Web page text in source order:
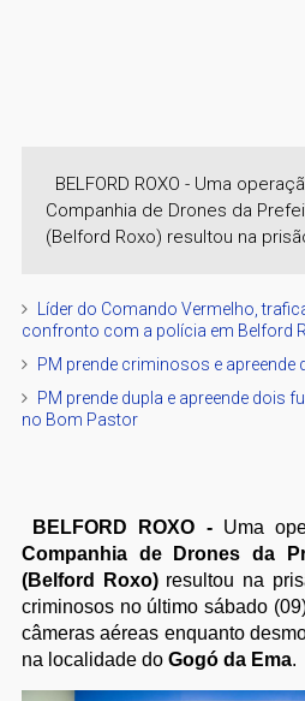
BELFORD ROXO - Uma
Companhia de Drones da
(Belford Roxo) resultou na
Líder do Comando Vermelho,
confronto com a polícia em Belford
PM prende criminosos e
PM prende dupla e apreende dois
no Bom Pastor
BELFORD ROXO -Uma
Companhia de Drones da
(Belford Roxo)resultou na
criminosos no último sábado
câmeras aéreas enquanto
na localidade do Gogó da Ema.